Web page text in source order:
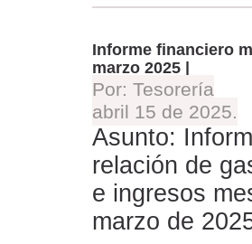
Informe financiero
marzo 2025 |
Por: Tesorería
abril 15 de 2025.
Asunto:
relación de
e ingresos
marzo de